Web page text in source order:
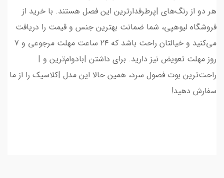
هر دو از رنگ‌های |پرطرفدارترین این فصل هستند. با خرید از
فروشگاه لیوهپی، شما ضمانت بهترین جنس و قیمت را دریافت
می‌کنید و خیالتان راحت باشد که ۲۴ ساعت مهلت مرجوعی و ۷
روز مهلت تعویض نیز دارید. برای داشتن |بادوام‌ترین و |
راحت‌ترین بوت فصول سرد، همین حالا این مدل |کلاسیک را از ما
سفارش دهید!